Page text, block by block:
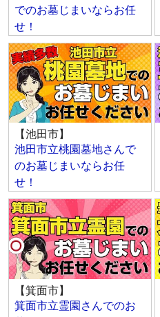
でのお墓じまいならお任
せ！
【池田市】
池田市立桃園墓地さんで
のお墓じまいならお任
せ！
【箕面市】
箕面市立霊園さんでのお